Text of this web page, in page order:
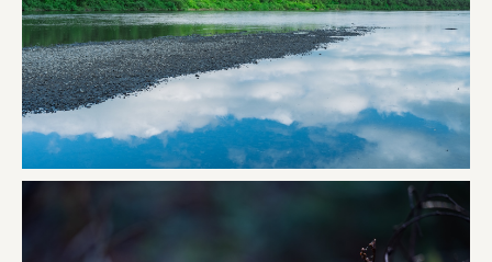
食処くさの根
株式会社クイーンピスタチオ
JR東日本クロスステーション
株式会社ハッチ
福島県商工会連合会